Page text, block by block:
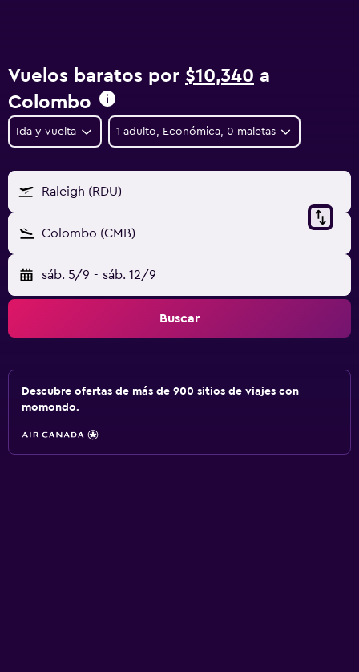
Vuelos baratos por $10,340 a
Colombo
Ida y vuelta 1 adulto, Económica, 0 maletas
Raleigh (RDU)
Colombo (CMB)
sáb. 5/9 - sáb. 12/9
Buscar
Descubre ofertas de más de 900 sitios de viajes con
momondo.